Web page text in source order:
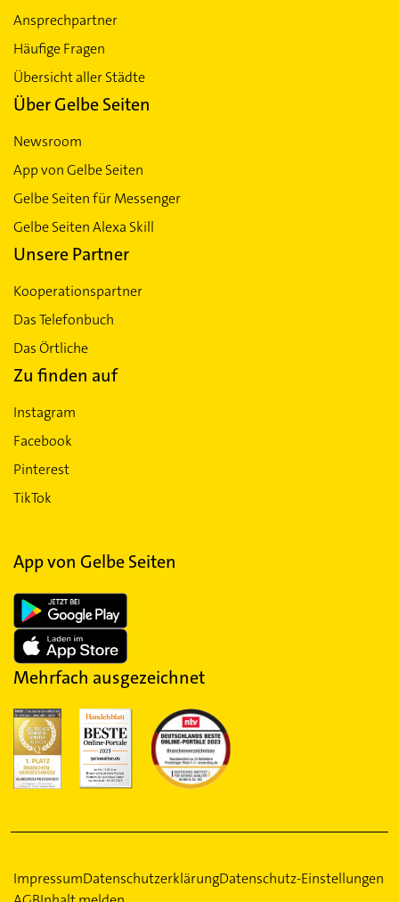
Ansprechpartner
Häufige Fragen
Übersicht aller Städte
Über Gelbe Seiten
Newsroom
App von Gelbe Seiten
Gelbe Seiten für Messenger
Gelbe Seiten Alexa Skill
Unsere Partner
Kooperationspartner
Das Telefonbuch
Das Örtliche
Zu finden auf
Instagram
Facebook
Pinterest
TikTok
App von Gelbe Seiten
Mehrfach ausgezeichnet
ImpressumDatenschutzerklärungDatenschutz-Einstellungen